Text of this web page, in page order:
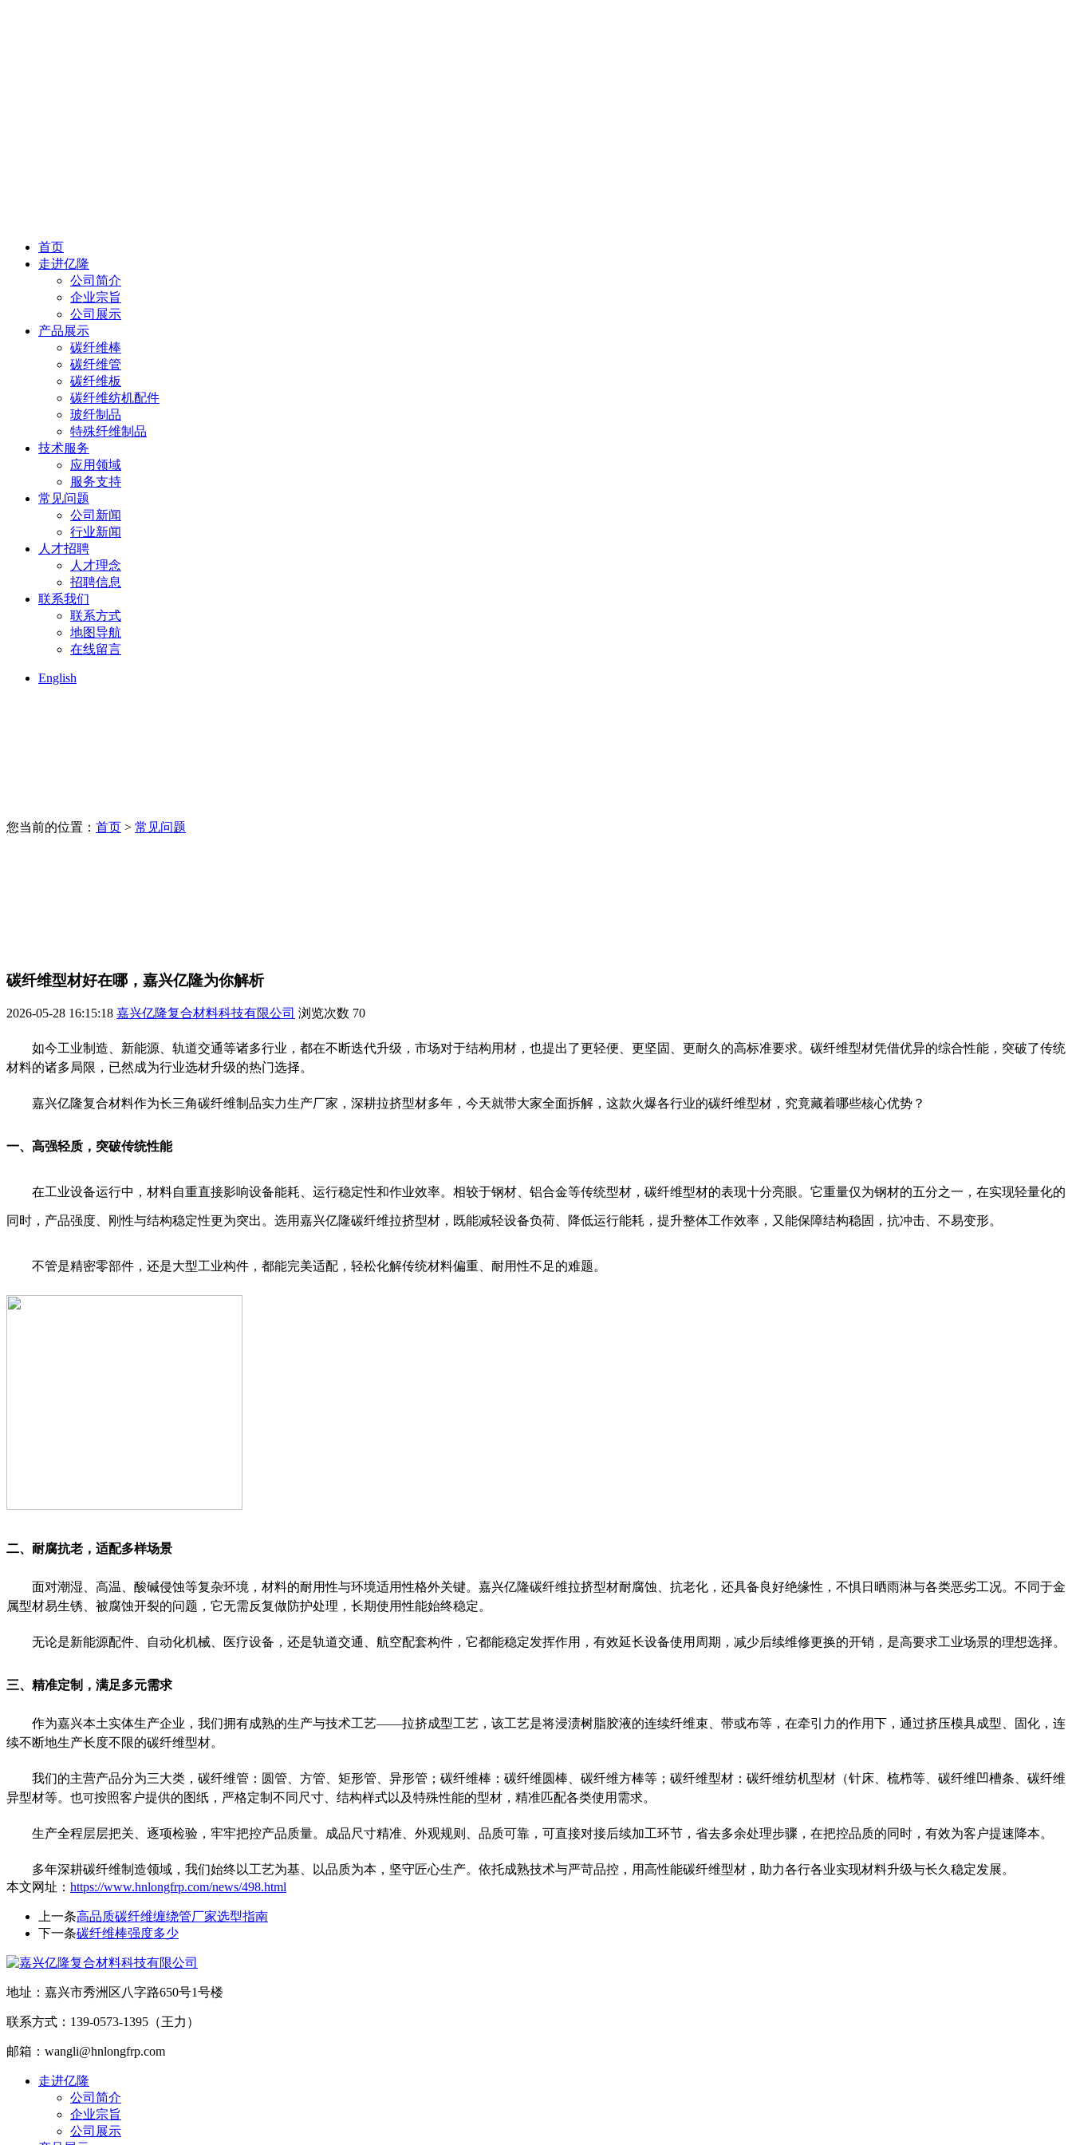
首页
走进亿隆
公司简介
企业宗旨
公司展示
产品展示
碳纤维棒
碳纤维管
碳纤维板
碳纤维纺机配件
玻纤制品
特殊纤维制品
技术服务
应用领域
服务支持
常见问题
公司新闻
行业新闻
人才招聘
人才理念
招聘信息
联系我们
联系方式
地图导航
在线留言
English
您当前的位置： 首页 > 常见问题
碳纤维型材好在哪，嘉兴亿隆为你解析
2026-05-28 16:15:18 嘉兴亿隆复合材料科技有限公司 浏览次数 70
如今工业制造、新能源、轨道交通等诸多行业，都在不断迭代升级，市场对于结构用材，也提出了更轻便、更坚固、更耐久的高标准要求。碳纤维型材凭借优异的综合性能，突破了传统
材料的诸多局限，已然成为行业选材升级的热门选择。
嘉兴亿隆复合材料作为长三角碳纤维制品实力生产厂家 ，深耕拉挤型材多年，今天就带大家全面拆解，这款火爆各行业的碳纤维型材，究竟藏着哪些核心优势 ？
一、高强轻质， 突破传统性能
在工业设备运行中，材料自重直接影响设备能耗、运行稳定性和作业效率。相较于钢材、铝合金等传统型材，碳纤维型材的表现十分亮眼。它重量仅为钢材的五分之一， 在实现轻量化的
同时，产品强度、刚性与结构稳定性更为突出 。选用嘉兴亿隆碳纤维拉挤型材，既能减轻设备负荷、降低运行能耗，提升整体工作效率，又能保障结构稳固，抗冲击、不易变形。
不管是精密零部件，还是大型工业构件，都能完美适配，轻松化解传统材料偏重、耐用性不足的难题。
二、耐腐抗老， 适配多样场景
面对潮湿、高温、酸碱侵蚀等复杂环境，材料的耐用性与环境适用性格外关键。嘉兴亿隆碳纤维拉挤型材耐腐蚀、抗老化，还具备良好绝缘性，不惧日晒雨淋与各类恶劣工况。不同于金
属型材易生锈、被腐蚀开裂的问题，它无需反复做防护处理，长期使用性能始终稳定。
无论是新能源配件、自动化机械、医疗设备，还是轨道交通、航空配套构件 ，它都能稳定发挥作用，有效延长设备使用周期，减少后续维修更换的开销，是高要求工业场景的理想选择。
三、精准定制， 满足多元需求
作为嘉兴本土实体生产企业，我们拥有成熟的生产与技术工艺——拉挤成型工艺 ， 该工艺是将浸渍树脂胶液的连续纤维束、带或布等，在牵引力的作用下，通过挤压模具成型、固化，连
续不断地生产长度不限的碳纤维型材。
我们的主营产品分为三大类，碳纤维管：圆管、方管、矩形管、异形管；碳纤维棒：碳纤维圆棒、碳纤维方棒等；碳纤维型材：碳纤维纺机型材（针床、梳栉等、碳纤维凹槽条、碳纤维
异型材等。也可按照客户提供的图纸， 严格定制不同尺寸、结构样式以及特殊性能的型材，精准匹配各类使用需求。
生产全程层层把关、逐项检验 ，牢牢把控产品质量。成品尺寸精准、外观规则 、品质可靠，可直接对接后续加工环节，省去多余处理步骤，在把控品质的同时，有效为客户提速降本。
多年深耕碳纤维制造领域，我们始终以工艺为基、以品质为本，坚守匠心生产。依托成熟技术与严苛品控，用高性能碳纤维型材，助力各行各业实现材料升级与长久稳定发展。
本文网址： https://www.hnlongfrp.com/news/498.html
上一条高品质碳纤维缠绕管厂家选型指南
下一条碳纤维棒强度多少
地址：嘉兴市秀洲区八字路650号1号楼
联系方式：139-0573-1395（王力）
邮箱：wangli@hnlongfrp.com
走进亿隆
公司简介
企业宗旨
公司展示